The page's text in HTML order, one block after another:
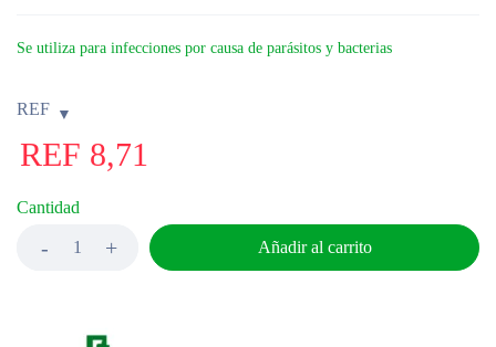
Se utiliza para infecciones por causa de parásitos y bacterias
REF
REF 8,71
Cantidad
Añadir al carrito